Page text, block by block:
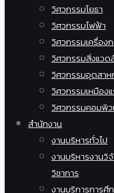
วิศวกรรมโยธา
วิศวกรรมไฟฟ้า
วิศวกรรมเครื่อง
วิศวกรรมสิ่งแวด
วิศวกรรมอุตสาห
วิศวกรรมเหมือง
วิศวกรรมคอมพิว
สำนักงาน
งานบริหารทั่วไป
งานบริหารงานวิ
วิชาการ
งานบริการการศึ